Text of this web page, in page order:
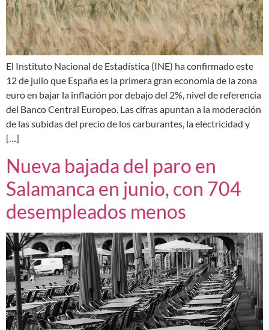
El Instituto Nacional de Estadística (INE) ha confirmado este
12 de julio que España es la primera gran economía de la zona
euro en bajar la inflación por debajo del 2%, nivel de referencia
del Banco Central Europeo. Las cifras apuntan a la moderación
de las subidas del precio de los carburantes, la electricidad y
[…]
Nueva bajada del paro en
Salamanca en junio, con 704
desempleados menos